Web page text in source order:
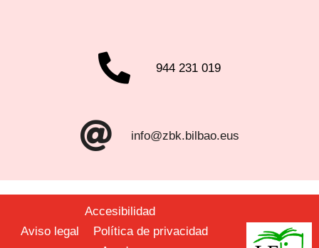
944 231 019
info@zbk.bilbao.eus
Accesibilidad
Aviso legal
Política de privacidad